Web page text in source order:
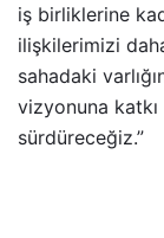
iş birliklerine
ilişkilerimizi
sahadaki
vizyonuna katkı
sürdüreceğiz.”